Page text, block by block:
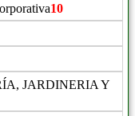
10
JARDINERIA Y